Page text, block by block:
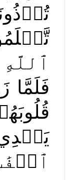
ٱللَّهِ
فَلَمَّا